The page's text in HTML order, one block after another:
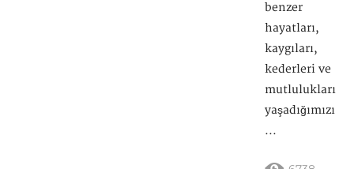
benzer
hayatları,
kaygıları,
kederleri ve
mutlulukları
yaşadığımızı
...